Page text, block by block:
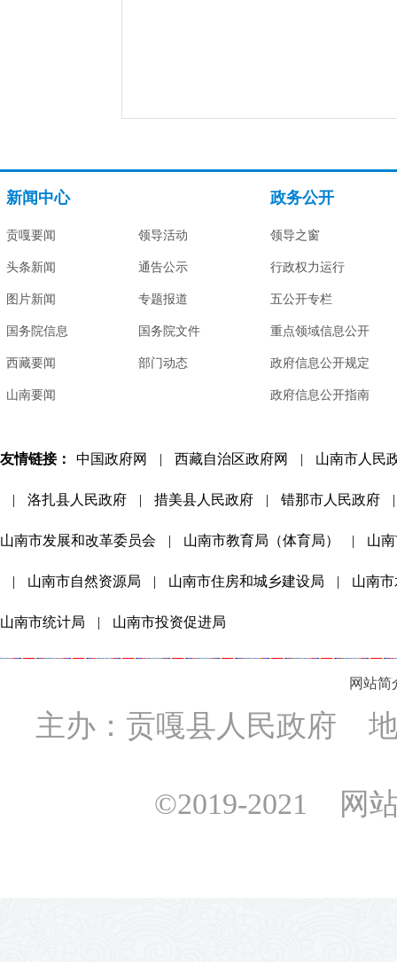
新闻中心
贡嘎要闻
头条新闻
图片新闻
国务院信息
西藏要闻
山南要闻
领导活动
通告公示
专题报道
国务院文件
部门动态
政务公开
领导之窗
行政权力运行
五公开专栏
重点领域信息公开
政府信息公开规定
政府信息公开指南
友情链接： 中国政府网 | 西藏自治区政府网 | 山南市人民
| 洛扎县人民政府 | 措美县人民政府 | 错那市人民政府 |
山南市发展和改革委员会 | 山南市教育局（体育局） | 山
| 山南市自然资源局 | 山南市住房和城乡建设局 | 山南
山南市统计局 | 山南市投资促进局
网站简
主办：贡嘎县人民政府
©2019-2021 网